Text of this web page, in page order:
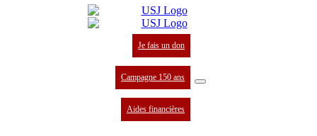
Je fais un don
Campagne 150 ans
Aides financières